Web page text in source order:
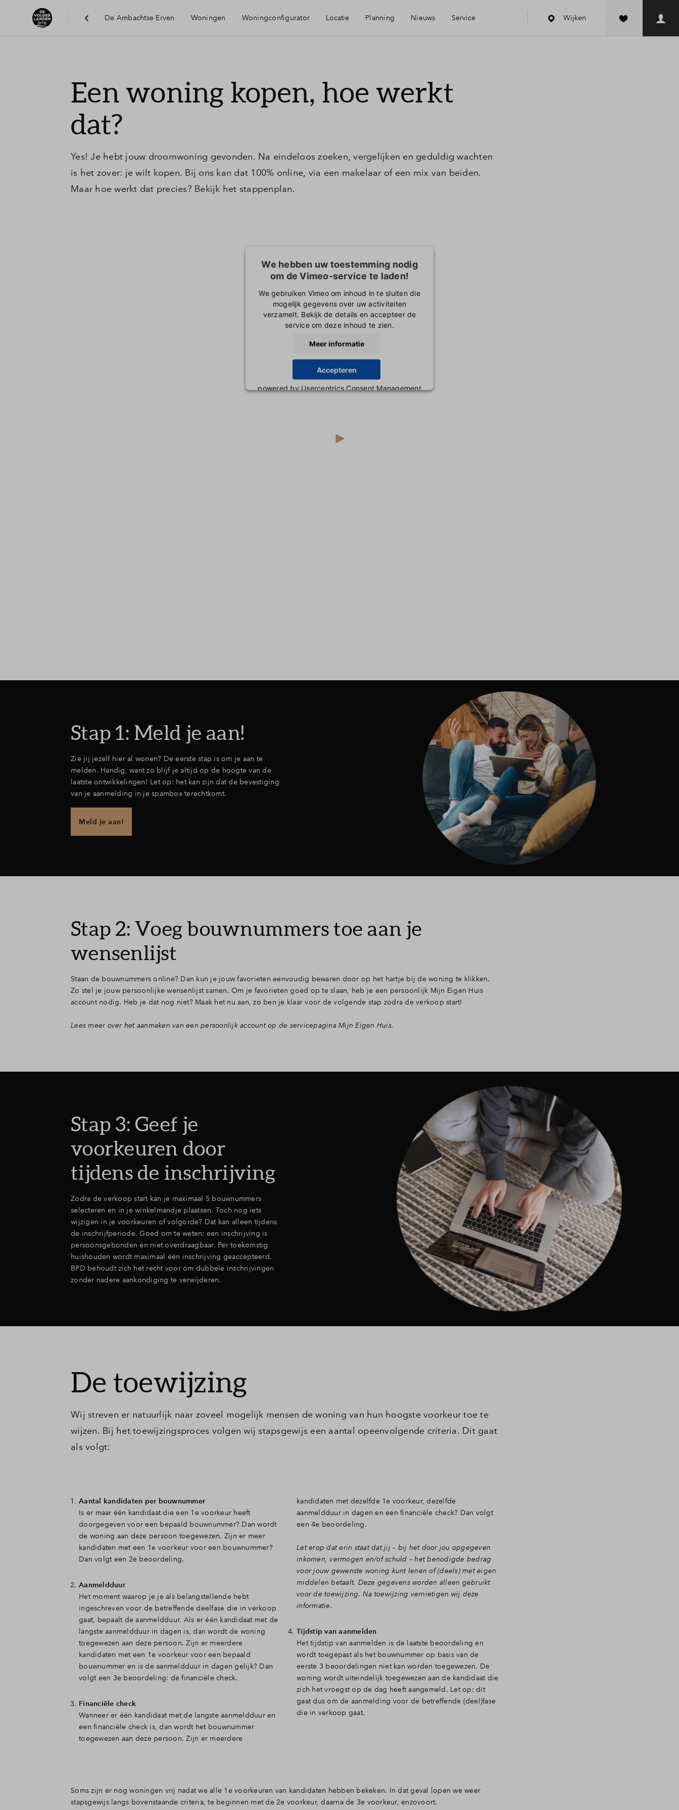
De Ambachtse Erven Woningen Woningconfigurator Locatie
Voorzieningen
Duurzaamheid
Planning Nieuws Service
Financiele check
Financiering
Wijken
Een woning kopen, hoe werkt
dat?
Yes! Je hebt jouw droomwoning gevonden. Na eindeloos zoeken, vergelijken en geduldig wachten
is het zover: je wilt kopen. Bij ons kan dat 100% online, via een makelaar of een mix van beiden.
Maar hoe werkt dat precies? Bekijk het stappenplan.
We hebben uw toestemming nodig
om de Vimeo-service te laden!
We gebruiken Vimeo om inhoud in te sluiten die
mogelijk gegevens over uw activiteiten
verzamelt. Bekijk de details en accepteer de
service om deze inhoud te zien.
Meer informatie
Accepteren
powered byUsercentrics Consent Management
Stap 1: Meld je aan!
Zie jij jezelf hier al wonen? De eerste stap is om je aan te
melden. Handig, want zo blijf je altijd op de hoogte van de
laatste ontwikkelingen! Let op: het kan zijn dat de bevestiging
van je aanmelding in je spambox terechtkomt.
Meld je aan!
Stap 2: Voeg bouwnummers toe aan je
wensenlijst
Staan de bouwnummers online? Dan kun je jouw favorieten eenvoudig bewaren door op het hartje bij de woning te klikken.
Zo stel je jouw persoonlijke wensenlijst samen. Om je favorieten goed op te slaan, heb je een persoonlijk Mijn Eigen Huis
account nodig. Heb je dat nog niet? Maak het nu aan, zo ben je klaar voor de volgende stap zodra de verkoop start!
Lees meer over het aanmaken van een persoonlijk account op de servicepagina Mijn Eigen Huis.
Stap 3: Geef je
voorkeuren door
tijdens de inschrijving
Zodra de verkoop start kan je maximaal 5 bouwnummers
selecteren en in je winkelmandje plaatsen. Toch nog iets
wijzigen in je voorkeuren of volgorde? Dat kan alleen tijdens
de inschrijfperiode. Goed om te weten: een inschrijving is
persoonsgebonden en niet overdraagbaar. Per toekomstig
huishouden wordt maximaal één inschrijving geaccepteerd.
BPD behoudt zich het recht voor om dubbele inschrijvingen
zonder nadere aankondiging te verwijderen.
De toewijzing
Wij streven er natuurlijk naar zoveel mogelijk mensen de woning van hun hoogste voorkeur toe te
wijzen. Bij het toewijzingsproces volgen wij stapsgewijs een aantal opeenvolgende criteria. Dit gaat
als volgt:
Aantal kandidaten per bouwnummer
Is er maar één kandidaat die een 1e voorkeur heeft
doorgegeven voor een bepaald bouwnummer? Dan wordt
de woning aan deze persoon toegewezen. Zijn er meer
kandidaten met een 1e voorkeur voor een bouwnummer?
Dan volgt een 2e beoordeling.
Aanmeldduur
Het moment waarop je je als belangstellende hebt
ingeschreven voor de betreffende deelfase die in verkoop
gaat, bepaalt de aanmeldduur. Als er één kandidaat met de
langste aanmeldduur in dagen is, dan wordt de woning
toegewezen aan deze persoon. Zijn er meerdere
kandidaten met een 1e voorkeur voor een bepaald
bouwnummer en is de aanmeldduur in dagen gelijk? Dan
volgt een 3e beoordeling: de financiële check.
Financiële check
Wanneer er één kandidaat met de langste aanmeldduur en
een financiële check is, dan wordt het bouwnummer
toegewezen aan deze persoon. Zijn er meerdere
kandidaten met dezelfde 1e voorkeur, dezelfde
aanmeldduur in dagen en een financiële check? Dan volgt
een 4e beoordeling.
Let erop dat erin staat dat jij – bij het door jou opgegeven
inkomen, vermogen en/of schuld – het benodigde bedrag
voor jouw gewenste woning kunt lenen of (deels) met eigen
middelen betaalt. Deze gegevens worden alleen gebruikt
voor de toewijzing. Na toewijzing vernietigen wij deze
informatie.
Tijdstip van aanmelden
Het tijdstip van aanmelden is de laatste beoordeling en
wordt toegepast als het bouwnummer op basis van de
eerste 3 beoordelingen niet kan worden toegewezen. De
woning wordt uiteindelijk toegewezen aan de kandidaat die
zich het vroegst op de dag heeft aangemeld. Let op: dit
gaat dus om de aanmelding voor de betreffende (deel)fase
die in verkoop gaat.
Soms zijn er nog woningen vrij nadat we alle 1e voorkeuren van kandidaten hebben bekeken. In dat geval lopen we weer
stapsgewijs langs bovenstaande criteria, te beginnen met de 2e voorkeur, daarna de 3e voorkeur, enzovoort.